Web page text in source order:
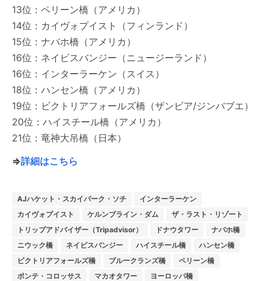
13位：ペリーン橋（アメリカ）
14位：カイヴォプイスト（フィンランド）
15位：ナバホ橋（アメリカ）
16位：ネイビスバンジー（ニュージーランド）
16位：インターラーケン（スイス）
18位：ハンセン橋（アメリカ）
19位：ビクトリアフォールズ橋（ザンビア/ジンバブエ）
20位：ハイスチール橋（アメリカ）
21位：竜神大吊橋（日本）
⇒詳細はこちら
AJハケット・スカイパーク・ソチ
インターラーケン
カイヴォプイスト
ケルンブライン・ダム
ザ・ラスト・リゾート
トリップアドバイザー（Tripadvisor）
ドナウタワー
ナバホ橋
ニウック橋
ネイビスバンジー ハイスチール橋
ハンセン橋
ビクトリアフォールズ橋
ブルークランズ橋
ペリーン橋
ポンテ・コロッサス
マカオタワー
ヨーロッパ橋